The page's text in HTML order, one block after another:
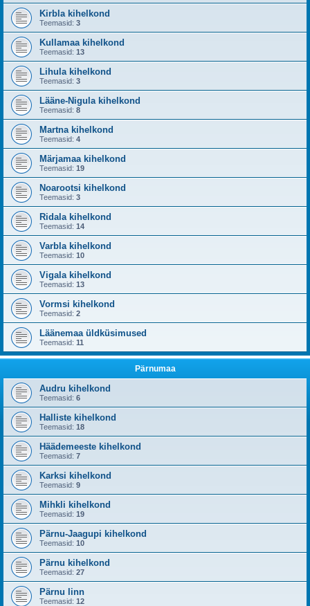
Kirbla kihelkond
Teemasid: 3
Kullamaa kihelkond
Teemasid: 13
Lihula kihelkond
Teemasid: 3
Lääne-Nigula kihelkond
Teemasid: 8
Martna kihelkond
Teemasid: 4
Märjamaa kihelkond
Teemasid: 19
Noarootsi kihelkond
Teemasid: 3
Ridala kihelkond
Teemasid: 14
Varbla kihelkond
Teemasid: 10
Vigala kihelkond
Teemasid: 13
Vormsi kihelkond
Teemasid: 2
Läänemaa üldküsimused
Teemasid: 11
Pärnumaa
Audru kihelkond
Teemasid: 6
Halliste kihelkond
Teemasid: 18
Häädemeeste kihelkond
Teemasid: 7
Karksi kihelkond
Teemasid: 9
Mihkli kihelkond
Teemasid: 19
Pärnu-Jaagupi kihelkond
Teemasid: 10
Pärnu kihelkond
Teemasid: 27
Pärnu linn
Teemasid: 12